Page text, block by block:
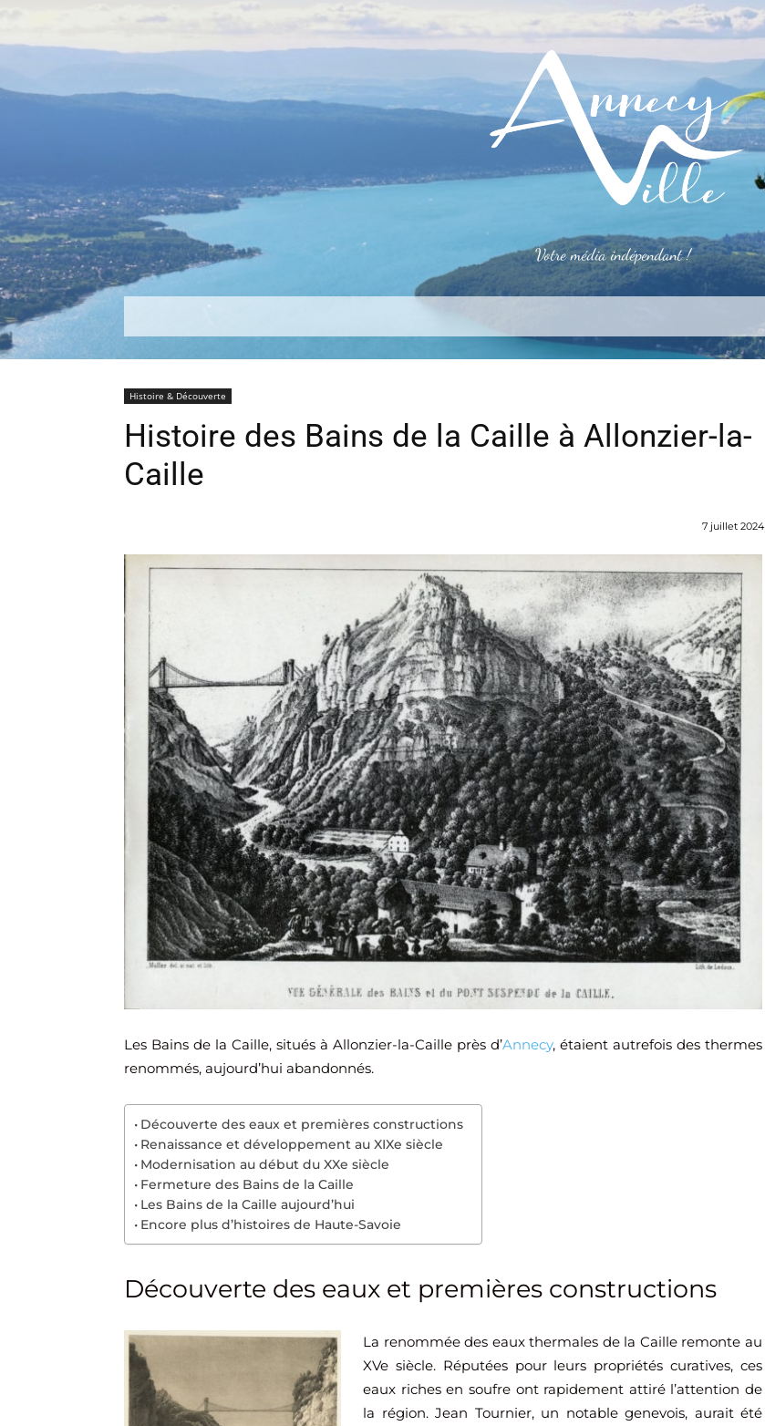
Votre média indépendant !
Histoire & Découverte
Histoire des Bains de la Caille à Allonzier-la-
Caille
7 juillet 2024
Les Bains de la Caille, situés à Allonzier-la-Caille près d’Annecy, étaient autrefois des thermes
renommés, aujourd’hui abandonnés.
Découverte des eaux et premières constructions
Renaissance et développement au XIXe siècle
Modernisation au début du XXe siècle
Fermeture des Bains de la Caille
Les Bains de la Caille aujourd’hui
Encore plus d’histoires de Haute-Savoie
Découverte des eaux et premières constructions
La renommée des eaux thermales de la Caille remonte au
XVe siècle. Réputées pour leurs propriétés curatives, ces
eaux riches en soufre ont rapidement attiré l’attention de
la région. Jean Tournier, un notable genevois, aurait été